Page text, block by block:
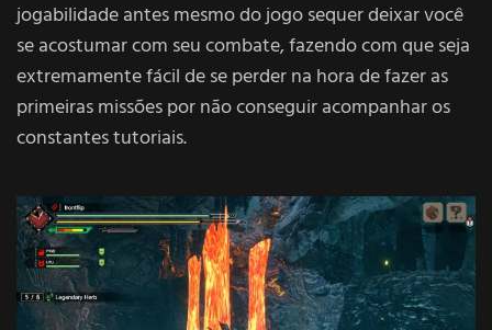
jogabilidade antes mesmo do jogo sequer deixar você
se acostumar com seu combate, fazendo com que seja
extremamente fácil de se perder na hora de fazer as
primeiras missões por não conseguir acompanhar os
constantes tutoriais.